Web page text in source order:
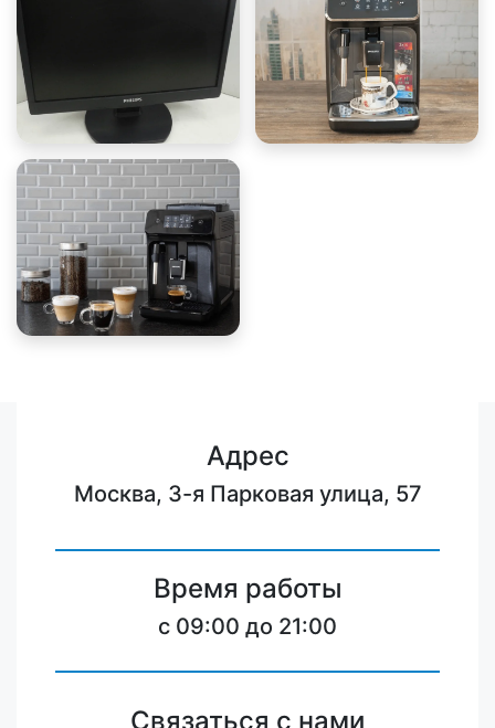
Адрес
Москва, 3-я Парковая улица, 57
Время работы
c 09:00 до 21:00
Связаться с нами